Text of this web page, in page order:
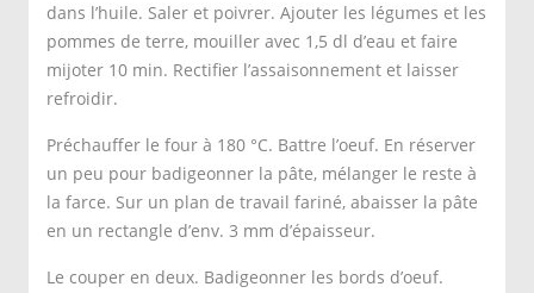
dans l’huile. Saler et poivrer. Ajouter les légumes et les
pommes de terre, mouiller avec 1,5 dl d’eau et faire
mijoter 10 min. Rectifier l’assaisonnement et laisser
refroidir.
Préchauffer le four à 180 °C. Battre l’oeuf. En réserver
un peu pour badigeonner la pâte, mélanger le reste à
la farce. Sur un plan de travail fariné, abaisser la pâte
en un rectangle d’env. 3 mm d’épaisseur.
Le couper en deux. Badigeonner les bords d’oeuf.